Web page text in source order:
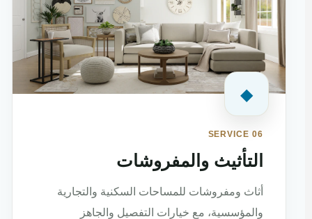
◆
SERVICE 06
التأثيث والمفروشات
أثاث ومفروشات للمساحات السكنية والتجارية
والمؤسسية، مع خيارات التفصيل والجاهز